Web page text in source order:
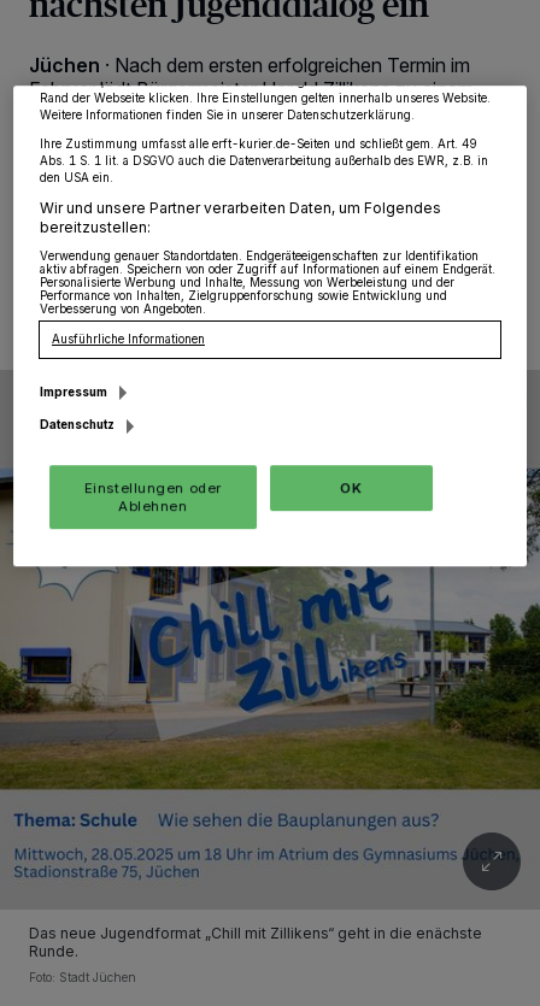
Jüchen · Nach dem ersten erfolgreichen Termin im
Februar lädt Bürgermeister Harald Zillikens zu einem
weiteren Jugenddialog für Mittwoch, 28. Mai, um 18
Uhr in das Atrium des Gymnasiums Jüchen,
Stadionstraße 75, ein.
16.05.2025 , 08:00 Uhr Eine Minute Lesezeit
Das neue Jugendformat „Chill mit Zillikens“ geht in die enächste
Runde.
Foto: Stadt Jüchen
Partner verarbeiten Daten, um Ihnen Dienste bereitzustellen“ aufgeführten
wieder aufrufen, um Ihre Einstellungen zu ändern oder Ihre Einwilligung zu
widerrufen, indem Sie auf den Link Einstellungen oder Ablehnen am unteren
Rand der Webseite klicken. Ihre Einstellungen gelten innerhalb unseres Website.
Weitere Informationen finden Sie in unserer Datenschutzerklärung.
Ihre Zustimmung umfasst alle erft-kurier.de-Seiten und schließt gem. Art. 49
Abs. 1 S. 1 lit. a DSGVO auch die Datenverarbeitung außerhalb des EWR, z.B. in
den USA ein.
Wir und unsere Partner verarbeiten Daten, um Folgendes
bereitzustellen:
Verwendung genauer Standortdaten. Endgeräteeigenschaften zur Identifikation
aktiv abfragen. Speichern von oder Zugriff auf Informationen auf einem Endgerät.
Personalisierte Werbung und Inhalte, Messung von Werbeleistung und der
Performance von Inhalten, Zielgruppenforschung sowie Entwicklung und
Verbesserung von Angeboten.
Ausführliche Informationen
Impressum
Datenschutz
Einstellungen oder
Ablehnen
OK